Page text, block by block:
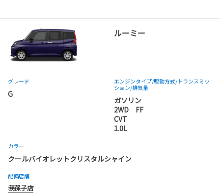
ルーミー
グレード
G
エンジンタイプ/駆動方式/トランスミッ
ション/排気量
ガソリン
2WD FF
CVT
1.0L
カラー
クールバイオレットクリスタルシャイン
配備店舗
我孫子店